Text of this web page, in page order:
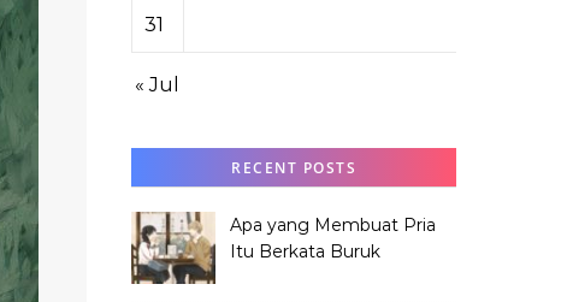
31
« Jul
RECENT POSTS
Apa yang Membuat Pria
Itu Berkata Buruk